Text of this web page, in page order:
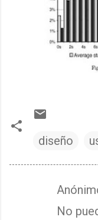
diseño
No